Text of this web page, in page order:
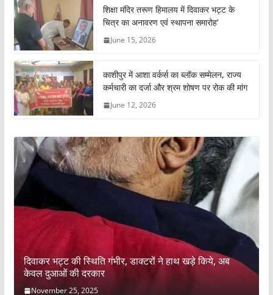
o
k
p
शिक्षा मंदिर तरूण हिमालय में दिवाकर भट्ट के
चित्र का अनावरण एवं स्थापना समारोह’
June 15, 2026
काशीपुर में आशा वर्कर्स का ब्लॉक सम्मेलन, राज्य
कर्मचारी का दर्जा और श्रम शोषण पर रोक की मांग
June 12, 2026
दिवाकर भट्ट की स्थिति गंभीर, डाक्टरों ने हाथ खड़े किये, अब
केवल दुआओं की दरकार
November 25, 2025